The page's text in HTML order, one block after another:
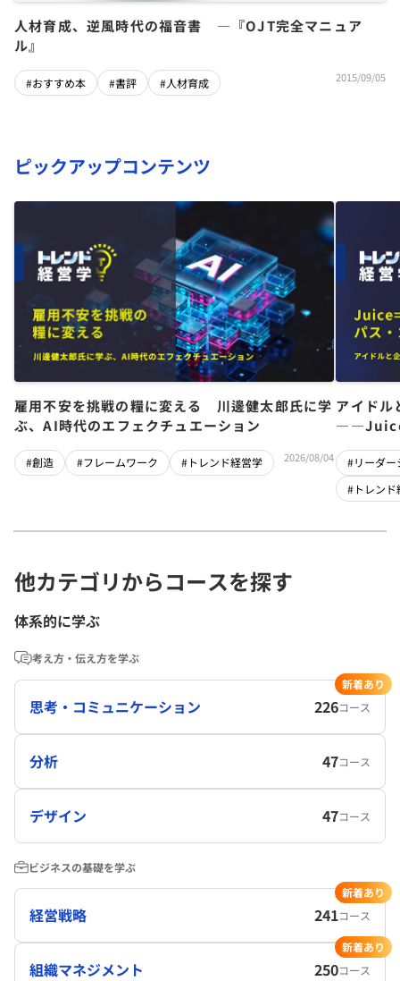
人材育成、逆風時代の福音書 ―『OJT完全マニュア
ル』
#おすすめ本 #書評 #人材育成 2015/09/05
ピックアップコンテンツ
雇用不安を挑戦の糧に変える 川邊健太郎氏に学
ぶ、AI時代のエフェクチュエーション
#創造 #フレームワーク #トレンド経営学 2026/08/04
アイドル
#リーダー
#トレンド
他カテゴリからコースを探す
体系的に学ぶ
考え方・伝え方を学ぶ
思考・コミュニケーション 226コース
新着あり
分析 47コース
デザイン 47コース
ビジネスの基礎を学ぶ
経営戦略 241コース
新着あり
組織マネジメント 250コース
新着あり